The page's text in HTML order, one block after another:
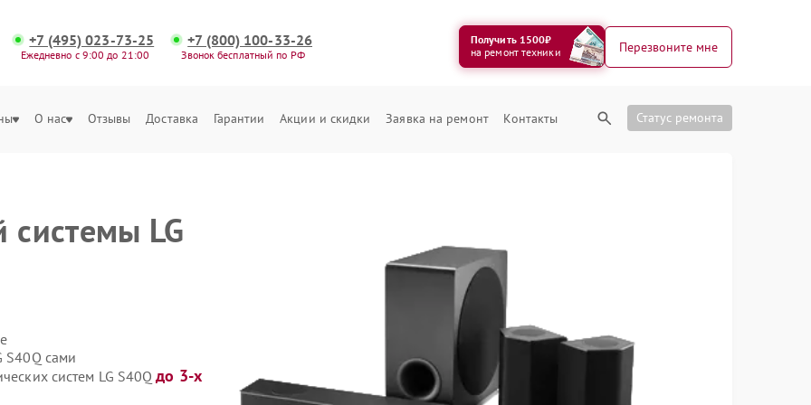
+7 (495) 023-73-25
Ежедневно с 9:00 до 21:00
+7 (800) 100-33-26
Звонок бесплатный по РФ
Получить 1500₽
на ремонт техники
Перезвоните мне
О нас Отзывы Доставка Гарантии Акции и скидки Заявка на ремонт Контакты Статус ремонта
системы LG
S40Q сами
систем LG S40Qдо 3-х